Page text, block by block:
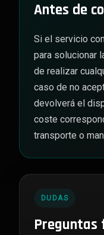
Antes de
Si el servicio
para solucionar
de realizar
caso de no
devolverá el
coste
transporte o
DUDAS
Preguntas